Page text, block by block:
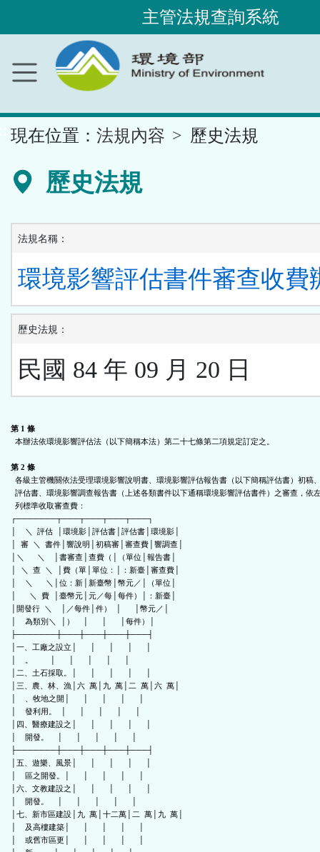
內
容
主管法規查詢系統
現在位置： 法規內容 歷史法規
歷史法規
法規名稱：
環境影響評估書件審查收費
歷史法規：
民國 84 年 09 月 20 日
第 1 條
第 2 條
┌───────┬───┬───┬───┬───┐
│    ＼  評估  │環境影│評估書│評估書│環境影│
│  審  ＼  書件│響說明│初稿審│審查費│響調查│
│＼      ＼    │書審查│查費（│（單位│報告書│
│  ＼  查  ＼  │費（單│單位：│：新臺│審查費│
│    ＼      ＼│位：新│新臺幣│幣元／│（單位│
│      ＼  費  │臺幣元│元／每│每件）│：新臺│
│開發行  ＼    │／每件│件）  │      │幣元／│
│    為類別＼  │）    │      │      │每件）│
├───────┼───┼───┼───┼───┤
│一、工廠之設立│      │      │      │      │
│    。        │      │      │      │      │
│二、土石採取。│      │      │      │      │
│三、農、林、漁│六  萬│九  萬│二  萬│六  萬│
│    、牧地之開│      │      │      │      │
│    發利用。  │      │      │      │      │
│四、醫療建設之│      │      │      │      │
│    開發。    │      │      │      │      │
├───────┼───┼───┼───┼───┤
│五、遊樂、風景│      │      │      │      │
│    區之開發。│      │      │      │      │
│六、文教建設之│      │      │      │      │
│    開發。    │      │      │      │      │
│七、新市區建設│九  萬│十二萬│二  萬│九  萬│
│    及高樓建築│      │      │      │      │
│    或舊市區更│      │      │      │      │